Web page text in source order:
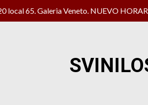
local 65. Galeria Veneto. NUEVO